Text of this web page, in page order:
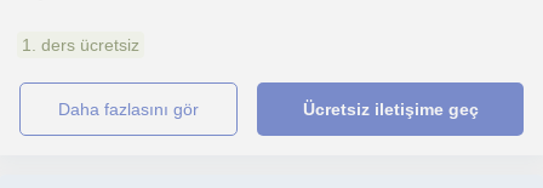
1. ders ücretsiz
daha fazlasını gör Ücretsiz iletişime geç